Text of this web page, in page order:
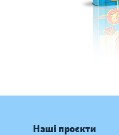
Наші проєкти